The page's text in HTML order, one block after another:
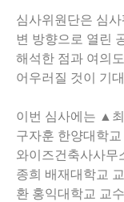
심사위원단은 심
변 방향으로 열린
해석한 점과 여의
어우러질 것이 기
이번 심사에는 ▲
구자훈 한양대학
와이즈건축사사
종희 배재대학교
환 홍익대학교 교